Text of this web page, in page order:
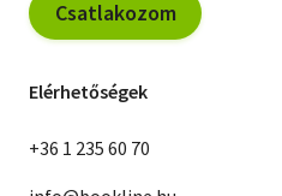
Csatlakozom
Elérhetőségek
+36 1 235 60 70